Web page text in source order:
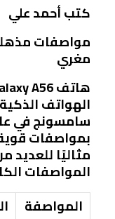
كتب أحمد علي
مغري
الهواتف
بمواصفات
مثاليًا
المواصفات
المواصفة